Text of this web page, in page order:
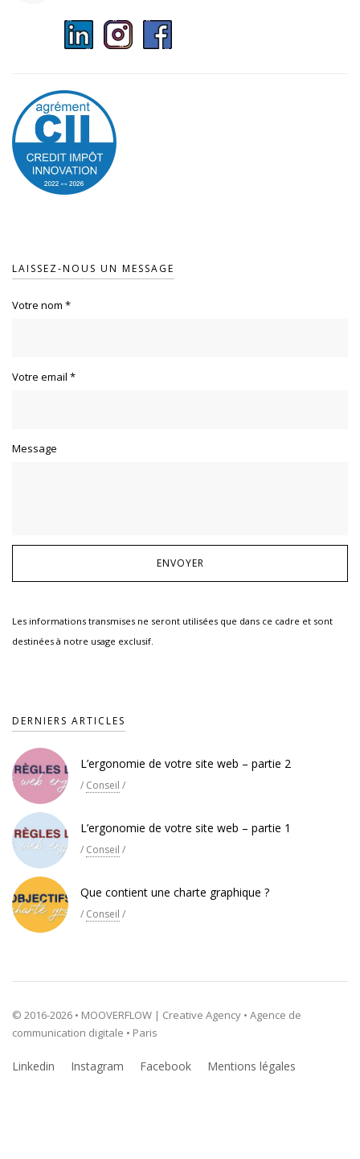
LAISSEZ-NOUS UN MESSAGE
Votre nom *
Votre email *
Message
Les informations transmises ne seront utilisées que dans ce cadre et sont
destinées à notre usage exclusif.
DERNIERS ARTICLES
L’ergonomie de votre site web – partie 2
/ Conseil /
L’ergonomie de votre site web – partie 1
/ Conseil /
Que contient une charte graphique ?
/ Conseil /
© 2016-2026 • MOOVERFLOW | Creative Agency • Agence de
communication digitale • Paris
Linkedin Instagram Facebook Mentions légales